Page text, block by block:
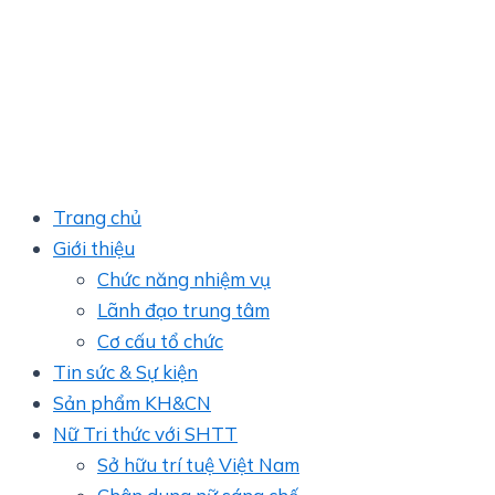
Trang chủ
Giới thiệu
Chức năng nhiệm vụ
Lãnh đạo trung tâm
Cơ cấu tổ chức
Tin sức & Sự kiện
Sản phẩm KH&CN
Nữ Tri thức với SHTT
Sở hữu trí tuệ Việt Nam